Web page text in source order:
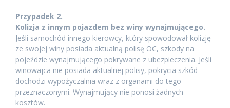
Przypadek 2.
Kolizja z innym pojazdem bez winy wynajmującego.
Jeśli samochód innego kierowcy, który spowodował kolizję
ze swojej winy posiada aktualną polisę OC, szkody na
pojeździe wynajmującego pokrywane z ubezpieczenia. Jeśli
winowajca nie posiada aktualnej polisy, pokrycia szkód
dochodzi wypożyczalnia wraz z organami do tego
przeznaczonymi. Wynajmujący nie ponosi żadnych
kosztów.